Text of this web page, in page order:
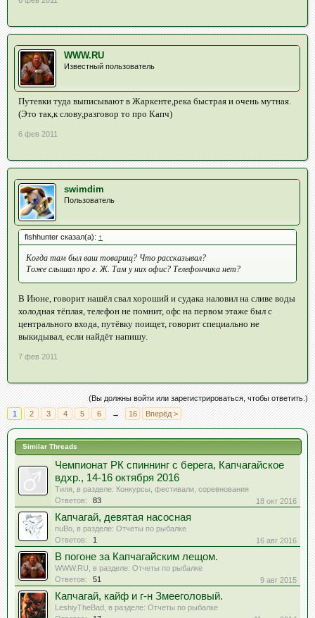
WWW.RU
Известный пользователь
Путевки туда выписывают в Жаркенте,река быстрая и очень мутная.
(Это так,к слову,разговор то про Капч)
6 фев 2011
swimdim
Пользователь
fishhunter сказал(а): ↑
Когда там был ваш товарищ? Что рассказывал?
Тоже слышал про г. Ж. Там у них офис? Телефончика нет?
В Июне, говорит нашёл свал хороший и судака наловил на сливе воды
холодная тёплая, телефон не помнит, офс на первом этаже был с
центрального входа, путёвку поищет, говорит специально не
выкидывал, если найдёт напишу.
7 фев 2011
(Вы должны войти или зарегистрироваться, чтобы ответить.)
1
2 3 4 5 6 → 16 Вперёд >
Similar Threads
Чемпионат РК спиннинг с берега, Капчагайское
вдхр., 14-16 октября 2016
Тиля , в разделе: Конкурсы, фестивали, соревнования
Ответов:
83 18 окт 2016
Капчагай, девятая насосная
nuBo , в разделе: Отчеты по рыбалке
Ответов:
1 16 авг 2016
В погоне за Капчагайским лещом.
WWW.RU , в разделе: Отчеты по рыбалке
Ответов:
51 9 авг 2015
Капчагай, кайф и г-н Змееголовый.
LeshiyTheBad , в разделе: Отчеты по рыбалке